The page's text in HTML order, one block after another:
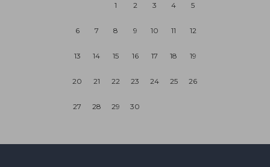
1 2 3 4 5
6 7 8 9 10 11 12
13 14 15 16 17 18 19
20 21 22 23 24 25 26
27 28 29 30